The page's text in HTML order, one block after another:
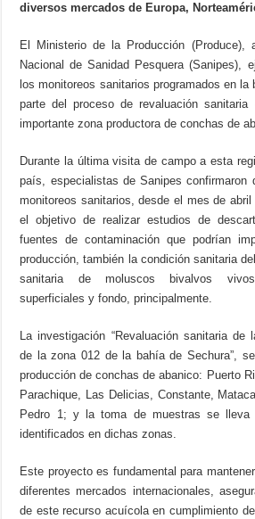
diversos mercados de Europa,
El Ministerio de la Producción (Produce),
Nacional de Sanidad Pesquera (Sanipes),
los monitoreos sanitarios programados en
parte del proceso de revaluación
importante zona productora de conchas de
Durante la última visita de campo a esta
país, especialistas de Sanipes confirmaron
monitoreos sanitarios, desde el mes de
el objetivo de realizar estudios de
fuentes de contaminación que podrían
producción, también la condición sanitaria
sanitaria de moluscos bivalvos
superficiales y fondo, principalmente.
La investigación “Revaluación sanitaria de
de la zona 012 de la bahía de Sechura”,
producción de conchas de abanico: Puerto
Parachique, Las Delicias, Constante,
Pedro 1; y la toma de muestras se
identificados en dichas zonas.
Este proyecto es fundamental para
diferentes mercados internacionales,
de este recurso acuícola en cumplimiento